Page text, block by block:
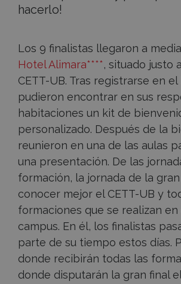
hacerlo!
Los 9 finalistas llegaron a
Hotel Alimara****, situado justo
CETT-UB. Tras registrarse en
pudieron encontrar en sus
habitaciones un kit de
personalizado. Después de la
reunieron en una de las aulas
una presentación. De las
formación, la jornada de la
conocer mejor el CETT-UB y
formaciones que se realizan en
campus. En él, los finalistas
parte de su tiempo estos días.
donde recibirán todas las
donde disputarán la gran final